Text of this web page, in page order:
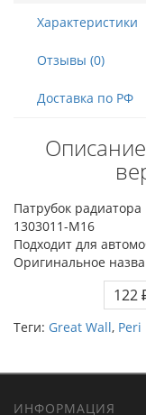
Характеристики
Отзывы (0)
Доставка по РФ
Патрубок
1303011-M16
Подходит для
Оригинальное
122
Теги: Great Wall, Peri
ИНФОРМАЦИЯ